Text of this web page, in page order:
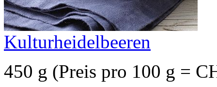
Kulturheidelbeeren
450 g (Preis pro 100 g =